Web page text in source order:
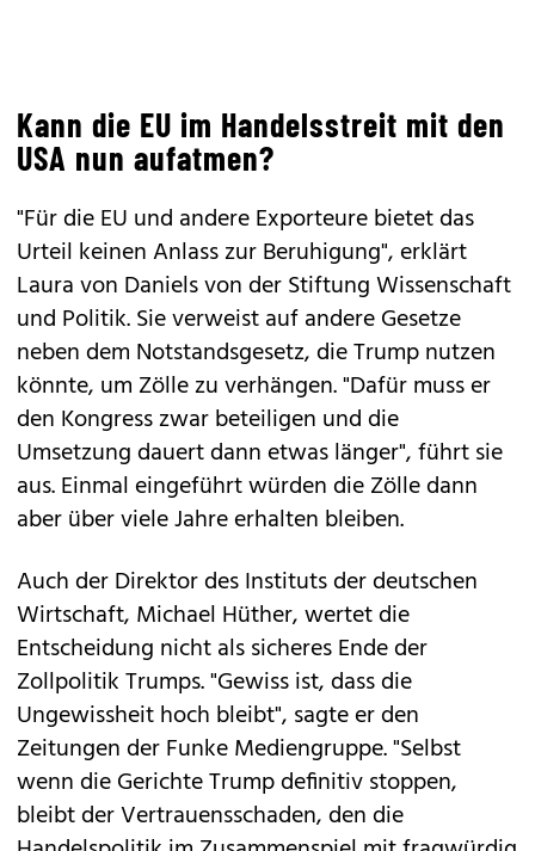
Kann die EU im Handelsstreit mit den
USA nun aufatmen?
"Für die EU und andere Exporteure bietet das
Urteil keinen Anlass zur Beruhigung", erklärt
Laura von Daniels von der Stiftung Wissenschaft
und Politik. Sie verweist auf andere Gesetze
neben dem Notstandsgesetz, die Trump nutzen
könnte, um Zölle zu verhängen. "Dafür muss er
den Kongress zwar beteiligen und die
Umsetzung dauert dann etwas länger", führt sie
aus. Einmal eingeführt würden die Zölle dann
aber über viele Jahre erhalten bleiben.
Auch der Direktor des Instituts der deutschen
Wirtschaft, Michael Hüther, wertet die
Entscheidung nicht als sicheres Ende der
Zollpolitik Trumps. "Gewiss ist, dass die
Ungewissheit hoch bleibt", sagte er den
Zeitungen der Funke Mediengruppe. "Selbst
wenn die Gerichte Trump definitiv stoppen,
bleibt der Vertrauensschaden, den die